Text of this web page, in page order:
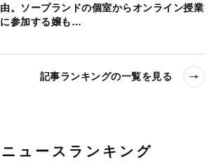
由。ソープランドの個室からオンライン授業
に参加する嬢も…
記事ランキングの一覧を見る
ニュースランキング